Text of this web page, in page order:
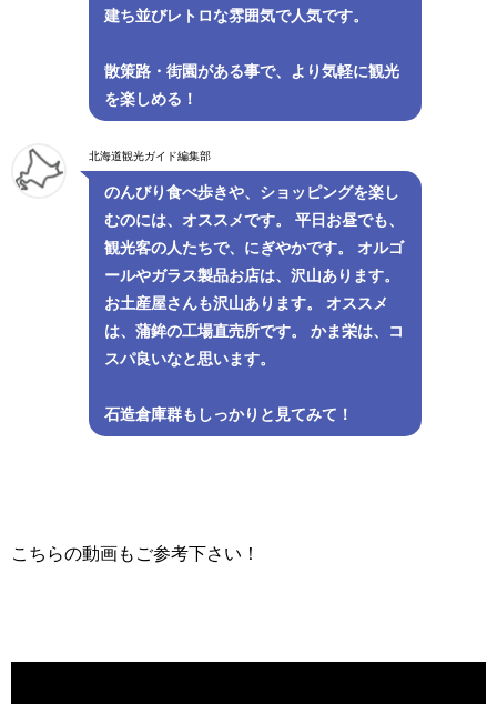
建ち並びレトロな雰囲気で人気です。
散策路・街園がある事で、より気軽に観光
を楽しめる！
北海道観光ガイド編集部
のんびり食べ歩きや、ショッピングを楽し
むのには、オススメです。 平日お昼でも、
観光客の人たちで、にぎやかです。 オルゴ
ールやガラス製品お店は、沢山あります。
お土産屋さんも沢山あります。 オススメ
は、蒲鉾の工場直売所です。 かま栄は、コ
スパ良いなと思います。
石造倉庫群もしっかりと見てみて！
こちらの動画もご参考下さい！